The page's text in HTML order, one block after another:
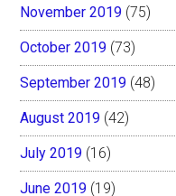
November 2019 (75)
October 2019 (73)
September 2019 (48)
August 2019 (42)
July 2019 (16)
June 2019 (19)